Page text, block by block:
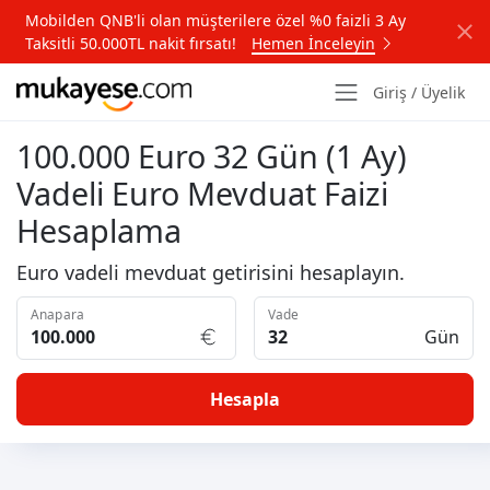
Mobilden QNB'li olan müşterilere özel %0 faizli 3 Ay
Taksitli 50.000TL nakit fırsatı!
Hemen İnceleyin
Giriş / Üyelik
100.000 Euro 32 Gün (1 Ay)
Vadeli Euro Mevduat Faizi
Hesaplama
Euro vadeli mevduat getirisini hesaplayın.
Anapara Vade
Gün
Hesapla